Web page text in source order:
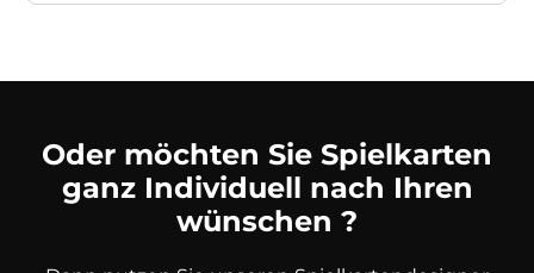
Oder möchten Sie Spielkarten
ganz Individuell nach Ihren
wünschen ?